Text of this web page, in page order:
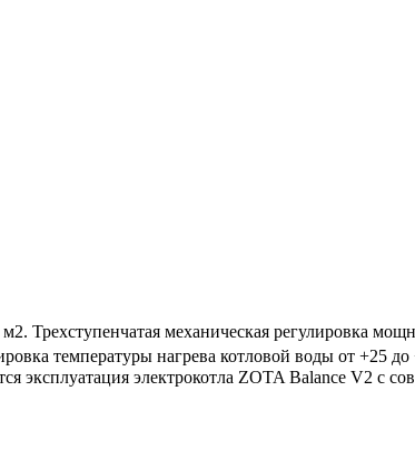
Трехступенчатая механическая регулировка
температуры нагрева котловой воды от +25 до
эксплуатация электрокотла ZOTA Balance V2 с